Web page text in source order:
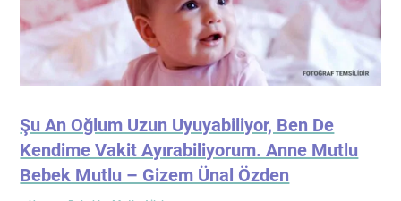
Şu An Oğlum Uzun Uyuyabiliyor, Ben De
Kendime Vakit Ayırabiliyorum. Anne Mutlu
Bebek Mutlu – Gizem Ünal Özden